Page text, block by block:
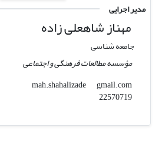
مدیر اجرایی
مهناز شاهعلی زاده
جامعه شناسی
مؤسسه مطالعات فرهنگی و اجتماعی
mah.shahalizade
gmail.com
22570719